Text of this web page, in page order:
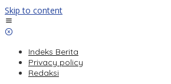
Skip to content
Indeks Berita
Privacy policy
Redaksi